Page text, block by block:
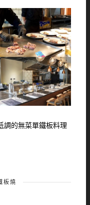
調的無菜單鐵板料理
板燒